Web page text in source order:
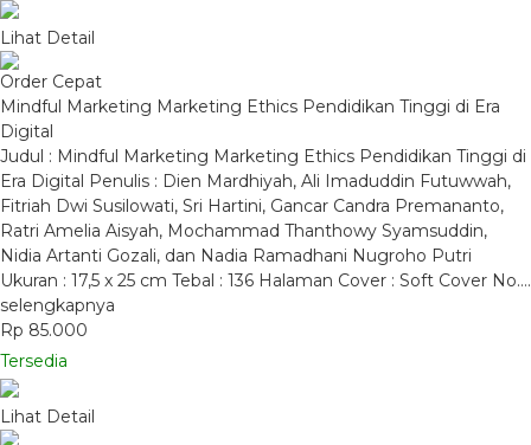
Lihat Detail
Order Cepat
Mindful Marketing Marketing Ethics Pendidikan Tinggi di Era
Digital
Judul : Mindful Marketing Marketing Ethics Pendidikan Tinggi di
Era Digital Penulis : Dien Mardhiyah, Ali Imaduddin Futuwwah,
Fitriah Dwi Susilowati, Sri Hartini, Gancar Candra Premananto,
Ratri Amelia Aisyah, Mochammad Thanthowy Syamsuddin,
Nidia Artanti Gozali, dan Nadia Ramadhani Nugroho Putri
Ukuran : 17,5 x 25 cm Tebal : 136 Halaman Cover : Soft Cover No….
selengkapnya
Rp 85.000
Tersedia
Lihat Detail